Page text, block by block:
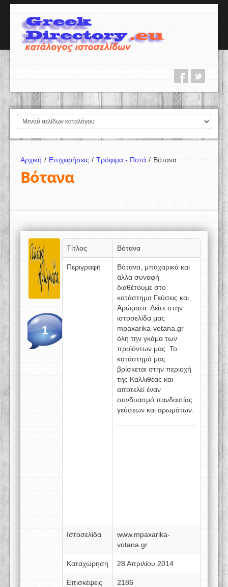
Αρχική / Επιχειρήσεις / Τρόφιμα - Ποτά / Βότανα
Βότανα
1
Τίτλος Βότανα
Περιγραφή
Βότανα, μπαχαρικά και
άλλα συναφή
διαθέτουμε στο
κατάστημα Γεύσεις και
Αρώματα. Δείτε στην
ιστοσελίδα μας
mpaxarika-votana.gr
όλη την γκάμα των
προϊόντων μας. Το
κατάστημά μας
βρίσκεται στην περιοχή
της Καλλιθέας και
αποτελεί έναν
συνδυασμό πανδαισίας
γεύσεων και αρωμάτων.
Ιστοσελίδα
www.mpaxarika-
votana.gr
Καταχώρηση 28 Απριλίου 2014
Επισκέψεις 2186